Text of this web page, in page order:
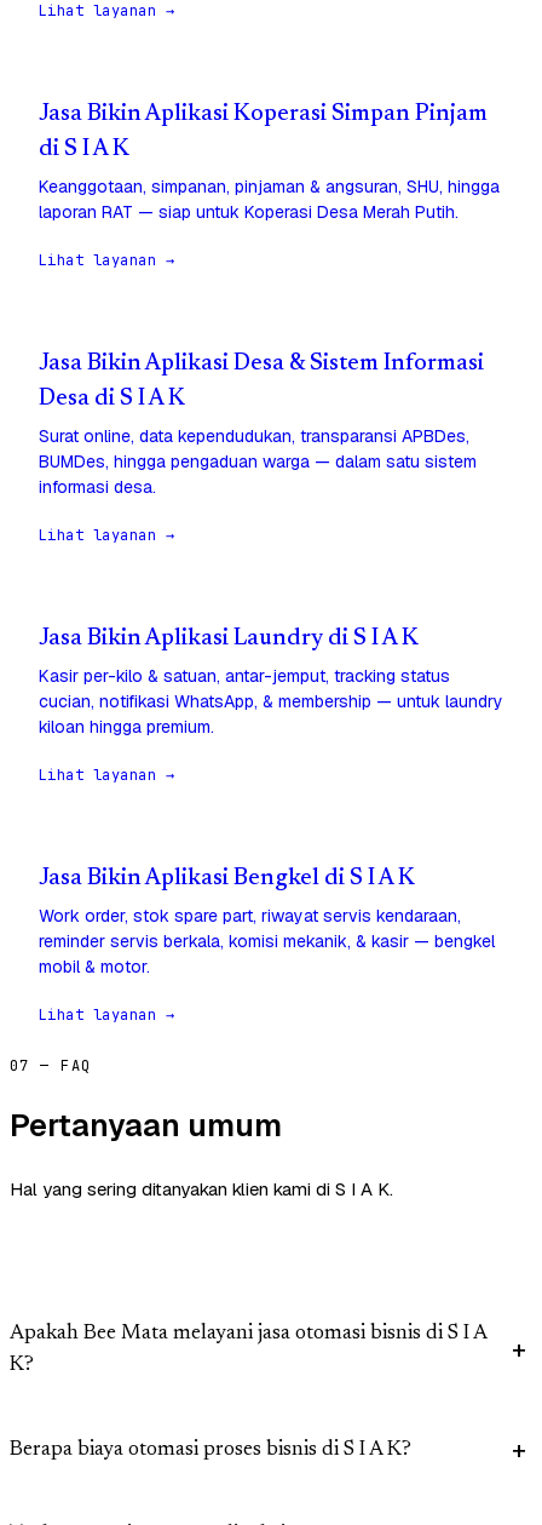
Lihat layanan →
Jasa Bikin Aplikasi Koperasi Simpan Pinjam
di S I A K
Keanggotaan, simpanan, pinjaman & angsuran, SHU, hingga
laporan RAT — siap untuk Koperasi Desa Merah Putih.
Lihat layanan →
Jasa Bikin Aplikasi Desa & Sistem Informasi
Desa di S I A K
Surat online, data kependudukan, transparansi APBDes,
BUMDes, hingga pengaduan warga — dalam satu sistem
informasi desa.
Lihat layanan →
Jasa Bikin Aplikasi Laundry di S I A K
Kasir per-kilo & satuan, antar-jemput, tracking status
cucian, notifikasi WhatsApp, & membership — untuk laundry
kiloan hingga premium.
Lihat layanan →
Jasa Bikin Aplikasi Bengkel di S I A K
Work order, stok spare part, riwayat servis kendaraan,
reminder servis berkala, komisi mekanik, & kasir — bengkel
mobil & motor.
Lihat layanan →
07 — FAQ
Pertanyaan umum
Hal yang sering ditanyakan klien kami di S I A K.
Apakah Bee Mata melayani jasa otomasi bisnis di S I A
K?
Berapa biaya otomasi proses bisnis di S I A K?